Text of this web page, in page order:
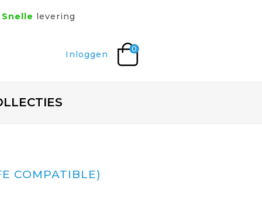
Snelle levering
Inloggen
0
COMPATIBLE)